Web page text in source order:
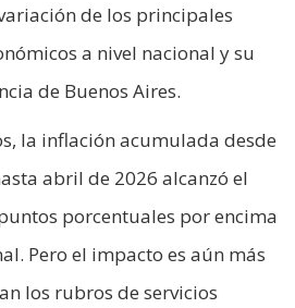
de los principales
a nivel nacional y su
de Buenos Aires.
la inflación acumulada desde
abril de 2026 alcanzó el
porcentuales por encima
Pero el impacto es aún más
los rubros de servicios